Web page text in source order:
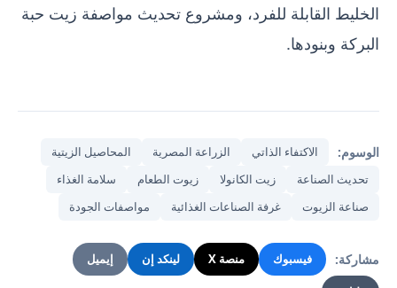
الخليط القابلة للفرد، ومشروع تحديث مواصفة زيت حبة
البركة وبنودها.
الوسوم: الاكتفاء الذاتي الزراعة المصرية
المحاصيل الزيتية
تحديث الصناعة
زيت الكانولا زيوت الطعام
سلامة الغذاء
صناعة الزيوت
غرفة الصناعات الغذائية مواصفات الجودة
مشاركة: فيسبوك منصة X لينكد إن إيميل